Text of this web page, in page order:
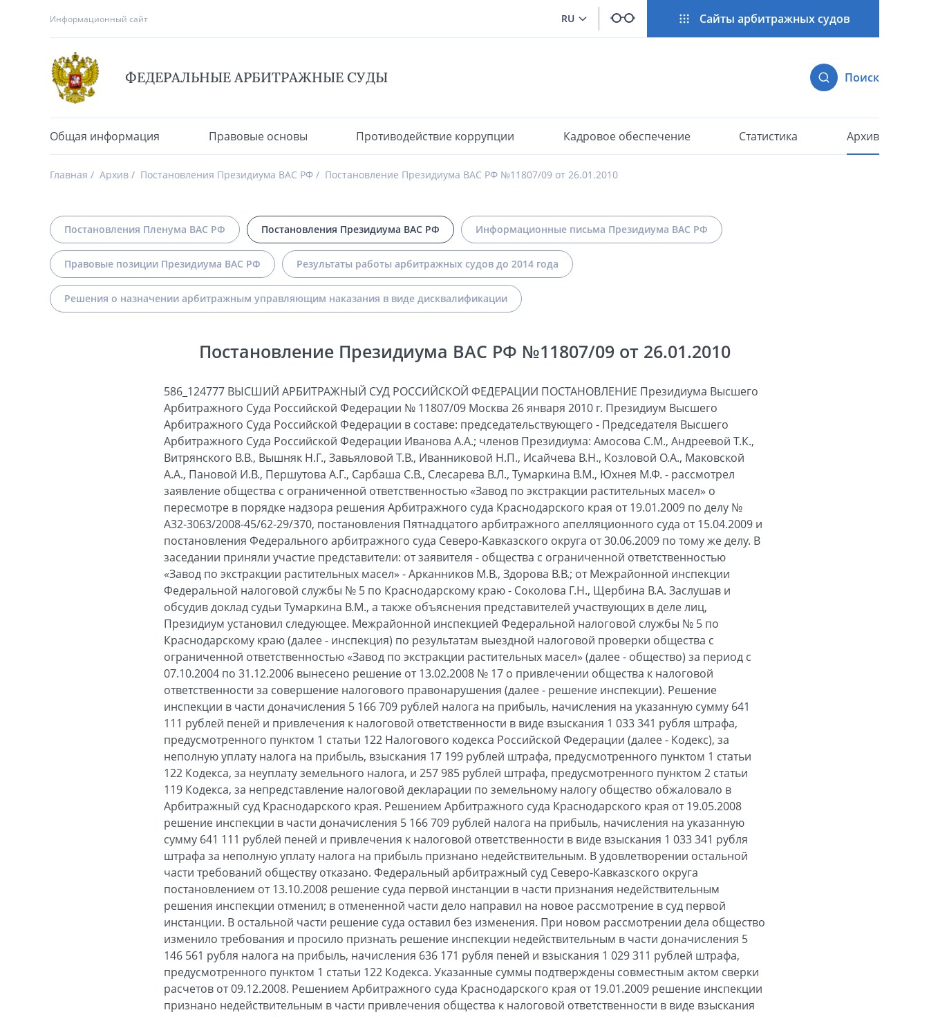
Информационный сайт RU Сайты арбитражных судов
ФЕДЕРАЛЬНЫЕ АРБИТРАЖНЫЕ СУДЫ Поиск
Общая информация Правовые основы Противодействие коррупции Кадровое обеспечение Статистика Архив
Главная Архив Постановления Президиума ВАС РФ Постановление Президиума ВАС РФ №11807/09 от 26.01.2010
Постановления Пленума ВАС РФ Постановления Президиума ВАС РФ Информационные письма Президиума ВАС РФ
Правовые позиции Президиума ВАС РФ Результаты работы арбитражных судов до 2014 года
Решения о назначении арбитражным управляющим наказания в виде дисквалификации
Постановление Президиума ВАС РФ №11807/09 от 26.01.2010
586_124777 ВЫСШИЙ АРБИТРАЖНЫЙ СУД РОССИЙСКОЙ ФЕДЕРАЦИИ ПОСТАНОВЛЕНИЕ Президиума Высшего Арбитражного Суда Российской Федерации № 11807/09 Москва 26 января 2010 г. Президиум Высшего Арбитражного Суда Российской Федерации в составе: председательствующего - Председателя Высшего Арбитражного Суда Российской Федерации Иванова А.А.; членов Президиума: Амосова С.М., Андреевой Т.К., Витрянского В.В., Вышняк Н.Г., Завьяловой Т.В., Иванниковой Н.П., Исайчева В.Н., Козловой О.А., Маковской А.А., Пановой И.В., Першутова А.Г., Сарбаша С.В., Слесарева В.Л., Тумаркина В.М., Юхнея М.Ф. - рассмотрел заявление общества с ограниченной ответственностью «Завод по экстракции растительных масел» о пересмотре в порядке надзора решения Арбитражного суда Краснодарского края от 19.01.2009 по делу № А32-3063/2008-45/62-29/370, постановления Пятнадцатого арбитражного апелляционного суда от 15.04.2009 и постановления Федерального арбитражного суда Северо-Кавказского округа от 30.06.2009 по тому же делу. В заседании приняли участие представители: от заявителя - общества с ограниченной ответственностью «Завод по экстракции растительных масел» - Арканников М.В., Здорова В.В.; от Межрайонной инспекции Федеральной налоговой службы № 5 по Краснодарскому краю - Соколова Г.Н., Щербина В.А. Заслушав и обсудив доклад судьи Тумаркина В.М., а также объяснения представителей участвующих в деле лиц, Президиум установил следующее. Межрайонной инспекцией Федеральной налоговой службы № 5 по Краснодарскому краю (далее - инспекция) по результатам выездной налоговой проверки общества с ограниченной ответственностью «Завод по экстракции растительных масел» (далее - общество) за период с 07.10.2004 по 31.12.2006 вынесено решение от 13.02.2008 № 17 о привлечении общества к налоговой ответственности за совершение налогового правонарушения (далее - решение инспекции). Решение инспекции в части доначисления 5 166 709 рублей налога на прибыль, начисления на указанную сумму 641 111 рублей пеней и привлечения к налоговой ответственности в виде взыскания 1 033 341 рубля штрафа, предусмотренного пунктом 1 статьи 122 Налогового кодекса Российской Федерации (далее - Кодекс), за неполную уплату налога на прибыль, взыскания 17 199 рублей штрафа, предусмотренного пунктом 1 статьи 122 Кодекса, за неуплату земельного налога, и 257 985 рублей штрафа, предусмотренного пунктом 2 статьи 119 Кодекса, за непредставление налоговой декларации по земельному налогу общество обжаловало в Арбитражный суд Краснодарского края. Решением Арбитражного суда Краснодарского края от 19.05.2008 решение инспекции в части доначисления 5 166 709 рублей налога на прибыль, начисления на указанную сумму 641 111 рублей пеней и привлечения к налоговой ответственности в виде взыскания 1 033 341 рубля штрафа за неполную уплату налога на прибыль признано недействительным. В удовлетворении остальной части требований обществу отказано. Федеральный арбитражный суд Северо-Кавказского округа постановлением от 13.10.2008 решение суда первой инстанции в части признания недействительным решения инспекции отменил; в отмененной части дело направил на новое рассмотрение в суд первой инстанции. В остальной части решение суда оставил без изменения. При новом рассмотрении дела общество изменило требования и просило признать решение инспекции недействительным в части доначисления 5 146 561 рубля налога на прибыль, начисления 636 171 рубля пеней и взыскания 1 029 311 рублей штрафа, предусмотренного пунктом 1 статьи 122 Кодекса. Указанные суммы подтверждены совместным актом сверки расчетов от 09.12.2008. Решением Арбитражного суда Краснодарского края от 19.01.2009 решение инспекции признано недействительным в части привлечения общества к налоговой ответственности в виде взыскания 75 563 рублей штрафа. В удовлетворении остальной части требований отказано. Постановлением Пятнадцатого арбитражного апелляционного суда от 15.04.2009 решение суда первой инстанции от 19.01.2009 оставлено без изменения. Федеральный арбитражный суд Северо-Кавказского округа постановлением от 30.06.2009 решение суда первой инстанции от 19.01.2009 и постановление суда апелляционной инстанции от 15.04.2009 оставил без изменения. В заявлении, поданном в Высший Арбитражный Суд Российской Федерации, о пересмотре в порядке надзора решения суда первой инстанции от 19.01.2009, постановления суда апелляционной инстанции от 15.04.2009 и постановления суда кассационной инстанции от 30.06.2009 общество просит указанные судебные акты отменить как нарушающие единообразие в толковании и применении арбитражными судами положений главы 25 Кодекса. В отзыве на заявление инспекция просит оспариваемые судебные акты оставить без изменения как соответствующие законодательству. Проверив обоснованность доводов, изложенных в заявлении, отзыве на него и выступлениях присутствующих в заседании представителей лиц, участвующих в деле, Президиум считает, что обжалуемые судебные акты подлежат частичной отмене по следующим основаниям. Общество с ограниченной ответственностью «Кропоткинский маслоэкстракционный завод» (далее - завод, учредитель) и фирма «VLADUS Trade Ink.» приняли решение о создании общества с уставным капиталом в размере 950 000 000 рублей (протокол от 24.09.2004 № 1). Общество зарегистрировано 07.10.2004. Завод помимо вклада денежными средствами внес в уставный капитал общества имущество по перечню, прилагаемому к названному протоколу, стоимость которого определена негосударственным образовательным учреждением «Институт оценки и управления собственностью» Кубанского государственного технологического университета (далее - независимый оценщик) по отчету от 22.09.2004 № 152 в размере 140 600 000 рублей. Упомянутое имущество передано обществу заводом по акту приема-передачи от 30.09.2004. Инспекция доначислила 5 146 561 рубль налога на прибыль, поскольку сочла необоснованным включение обществом в расходы сумм начисленной амортизации (в 2004 году - 1 602 204 рубля, в 2005 году - 9 515 745 рублей, в 2006 году - 8 177 686 рублей) и стоимости имущества, не являющегося амортизируемым (в 2004 году - 2 148 367 рублей), исходя из указанной стоимости имущества. По мнению инспекции, в отношении имущества, полученного в качестве вклада в уставный капитал, соответствующие расходы должны определяться применительно к остаточной стоимости этого имущества по данным налогового учета учредителя, поэтому общество неправомерно использовало показатели стоимости имущества, определенные независимым оценщиком. Общество не подтвердило размер остаточной стоимости имущества, переданного ему в качестве вклада в уставный капитал, поэтому амортизация такого имущества при исчислении налога на прибыль должна равняться нулю. Судами кассационной инстанции в постановлении от 13.10.2008, первой инстанции в решении от 19.01.2009, апелляционной инстанции в постановлении от 15.04.2009 дано следующее толкование пункту 1 статьи 277 Кодекса (в редакции, действовавшей в 2004 году): амортизационная стоимость основных средств, внесенных в уставный капитал общества, должна определяться исходя из остаточной стоимости этого имущества по данным налогового учета учредителя общества, поскольку налоговое законодательство устанавливает равенство стоимости имущества как для стороны, передающей имущество, так и для принимающей стороны. Федеральный арбитражный суд Северо-Кавказского округа в постановлении от 30.06.2009 признал ошибочным такое толкование судами первой и апелляционной инстанций пункта 1 статьи 277 Кодекса, поскольку до 01.01.2005 указанной нормой не были установлены правила определения налогоплательщиком стоимости имущества, полученного в уставный капитал. Поэтому суд кассационной инстанции на основании пункта 2 статьи 15 Федерального закона от 08.02.1998 № 14-ФЗ «Об обществах с ограниченной ответственностью» (далее - Закон об обществах с ограниченной ответственностью) и пункта 9 Положения по бухгалтерскому учету «Учет основных средств» ПБУ 6/01 (далее - Положение по бухгалтерскому учету «Учет основных средств»), утвержденного приказом Министерства финансов Российской Федерации (далее - Минфин России) от 30.03.2001 № 26н, счел обоснованным определение первоначальной стоимости основных средств, внесенных в счет вклада в уставный капитал общества, исходя из денежной оценки этого имущества, определенной независимым оценщиком и согласованной учредителями общества. Данный вывод соответствует правовой позиции, изложенной в постановлении Президиума Высшего Арбитражного Суда Российской Федерации от 23.12.2008 № 4923/08. Однако правильное решение судом кассационной инстанции вопроса о нормах права, подлежащих применению по настоящему делу, не привело к изменению решения суда первой инстанции от 19.01.2009 и постановления суда апелляционной инстанции от 15.04.2009. В обоснование отказа в удовлетворении заявленных обществом требований Федеральный арбитражный суд Северо-Кавказского округа указал, что остаточная стоимость имущества для целей начисления амортизации не может определяться произвольно на основании налогового регистра завода, так как содержащиеся в нем сведения об остаточной стоимости основных средств в размере 140 600 000 рублей по состоянию на 30.09.2004 являются недостоверными и опровергаются налоговой декларацией по налогу на имущество завода, согласно которой остаточная стоимость основных средств по состоянию на 01.09.2004 равна 90 006 137 рублям. Стоимость имущества, не относящегося к основным средствам, списанная обществом в расходы, определена им также на основании данных оценки независимого оценщика. Однако первичные бухгалтерские документы, подтверждающие действительную остаточную стоимость этого имущества, у общества отсутствуют. Исходя из изложенного, суд кассационной инстанции сделал вывод о том, что общество не подтвердило размера расходов, поэтому они не могут быть приняты для целей налогообложения. Между тем обстоятельства, признанные судом кассационной инстанции препятствием для учета в расходах общества соответствующей стоимости имущества, полученного в качестве вклада в ус